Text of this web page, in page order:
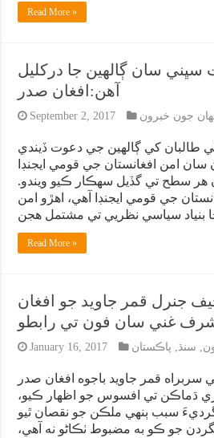
Read More »
سڀني سان ڳالهين جا درکليل
آهن:افغان صدر
September 2, 2017 جون خبرون
طالبان کي ڳالهين جي دعوت ڏيندي
سان امن افغانستان جي قومي ايجنڊا
هر سطح تي گڏيل سهڪار ڪيو ويندو.
جي قومي ايجنڊا آهي، اهڙو امن
Read More »
جنرل قمر جاويد جو افغان
غني سان فون تي رابطو
January 16, 2017 , سنڌ, پاڪستان
سربراه قمر جاويد باجوه افغان صدر
ڌماڪن تي افسوس جو اظهار ڪيو،
سبب ٻنهي ملڪن جو نقصان ٿيو
جو ڪو به مضبوط ٺڪاڻو نه آهي،